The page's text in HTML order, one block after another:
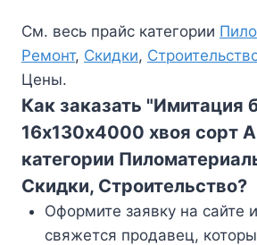
См. весь прайс категории
Ремонт, Скидки,
Цены.
Как заказать "Имитация
16х130х4000 хвоя сорт
категории
Скидки, Строительство?
Оформите заявку на сайте
свяжется продавец,